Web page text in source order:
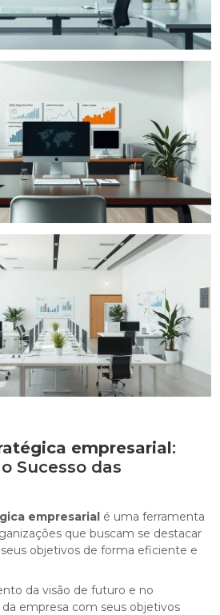
empresarial:
Sucesso das
empresarial é uma ferramenta
que buscam se destacar
objetivos de forma eficiente e
da visão de futuro e no
empresa com seus objetivos